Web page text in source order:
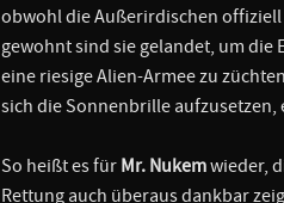
obwohl die Außerirdischen offiziell
gewohnt sind sie gelandet, um die
eine riesige Alien-Armee zu
sich die Sonnenbrille
So heißt es für Mr. Nukemwieder,
Rettung auch überaus dankbar